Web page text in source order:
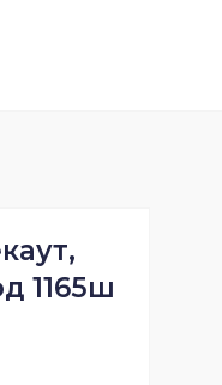
1165ш